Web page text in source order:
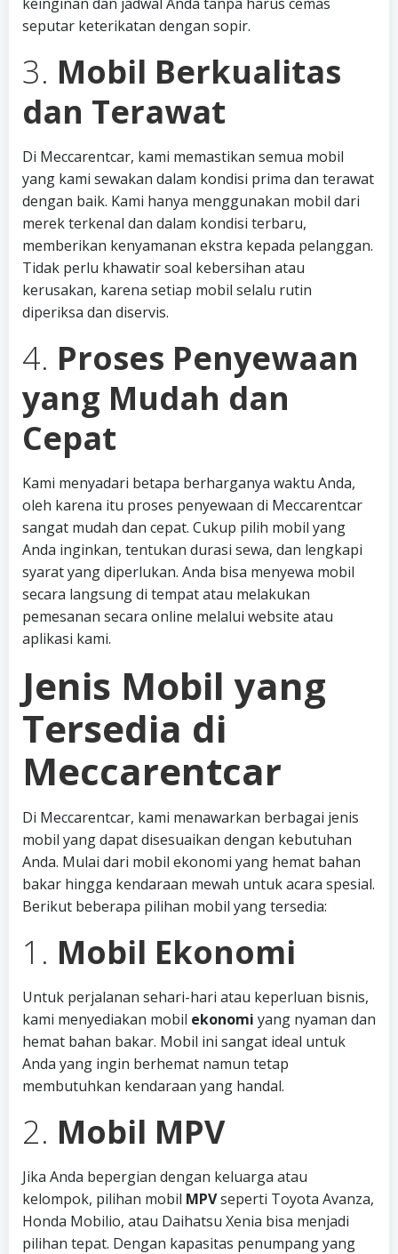
seputar keterikatan dengan sopir.
3. Mobil Berkualitas
dan Terawat
Di Meccarentcar, kami memastikan semua mobil
yang kami sewakan dalam kondisi prima dan terawat
dengan baik. Kami hanya menggunakan mobil dari
merek terkenal dan dalam kondisi terbaru,
memberikan kenyamanan ekstra kepada pelanggan.
Tidak perlu khawatir soal kebersihan atau
kerusakan, karena setiap mobil selalu rutin
diperiksa dan diservis.
4. Proses Penyewaan
yang Mudah dan
Cepat
Kami menyadari betapa berharganya waktu Anda,
oleh karena itu proses penyewaan di Meccarentcar
sangat mudah dan cepat. Cukup pilih mobil yang
Anda inginkan, tentukan durasi sewa, dan lengkapi
syarat yang diperlukan. Anda bisa menyewa mobil
secara langsung di tempat atau melakukan
pemesanan secara online melalui website atau
aplikasi kami.
Jenis Mobil yang
Tersedia di
Meccarentcar
Di Meccarentcar, kami menawarkan berbagai jenis
mobil yang dapat disesuaikan dengan kebutuhan
Anda. Mulai dari mobil ekonomi yang hemat bahan
bakar hingga kendaraan mewah untuk acara spesial.
Berikut beberapa pilihan mobil yang tersedia:
1. Mobil Ekonomi
Untuk perjalanan sehari-hari atau keperluan bisnis,
kami menyediakan mobil ekonomi yang nyaman dan
hemat bahan bakar. Mobil ini sangat ideal untuk
Anda yang ingin berhemat namun tetap
membutuhkan kendaraan yang handal.
2. Mobil MPV
Jika Anda bepergian dengan keluarga atau
kelompok, pilihan mobil MPVseperti Toyota Avanza,
Honda Mobilio, atau Daihatsu Xenia bisa menjadi
pilihan tepat. Dengan kapasitas penumpang yang